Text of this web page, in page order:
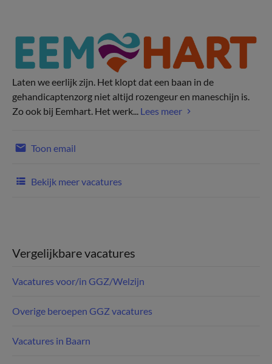
Laten we eerlijk zijn. Het klopt dat een baan in de
gehandicaptenzorg niet altijd rozengeur en maneschijn is.
Zo ook bij Eemhart. Het werk... Lees meer
Toon email
Bekijk meer vacatures
Vergelijkbare vacatures
Vacatures voor/in GGZ/Welzijn
Overige beroepen GGZ vacatures
Vacatures in Baarn